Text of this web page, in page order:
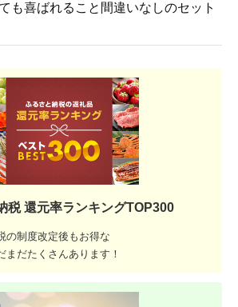
も喜ばれること間違いなしのセット
税 還元率ランキングTOP300
の制度改定後もお得な
まだたくさんあります！